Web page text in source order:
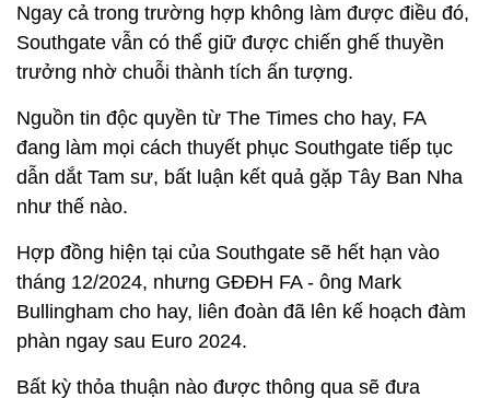
Ngay cả trong trường hợp không làm được điều đó,
Southgate vẫn có thể giữ được chiến ghế thuyền
trưởng nhờ chuỗi thành tích ấn tượng.
Nguồn tin độc quyền từ The Times cho hay, FA
đang làm mọi cách thuyết phục Southgate tiếp tục
dẫn dắt Tam sư, bất luận kết quả gặp Tây Ban Nha
như thế nào.
Hợp đồng hiện tại của Southgate sẽ hết hạn vào
tháng 12/2024, nhưng GĐĐH FA - ông Mark
Bullingham cho hay, liên đoàn đã lên kế hoạch đàm
phàn ngay sau Euro 2024.
Bất kỳ thỏa thuận nào được thông qua sẽ đưa